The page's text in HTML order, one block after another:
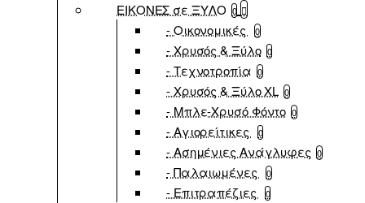
ΕΙΚΟΝΕΣ σε ΞΥΛΟ 0
- Οικονομικές 0
- Χρυσός & Ξύλο 0
- Τεχνοτροπία 0
- Χρυσός & Ξύλο XL 0
- Μπλε-Χρυσό Φόντο 0
- Αγιορείτικες 0
- Ασημένιες Ανάγλυφες 0
- Παλαιωμένες 0
- Επιτραπέζιες 0